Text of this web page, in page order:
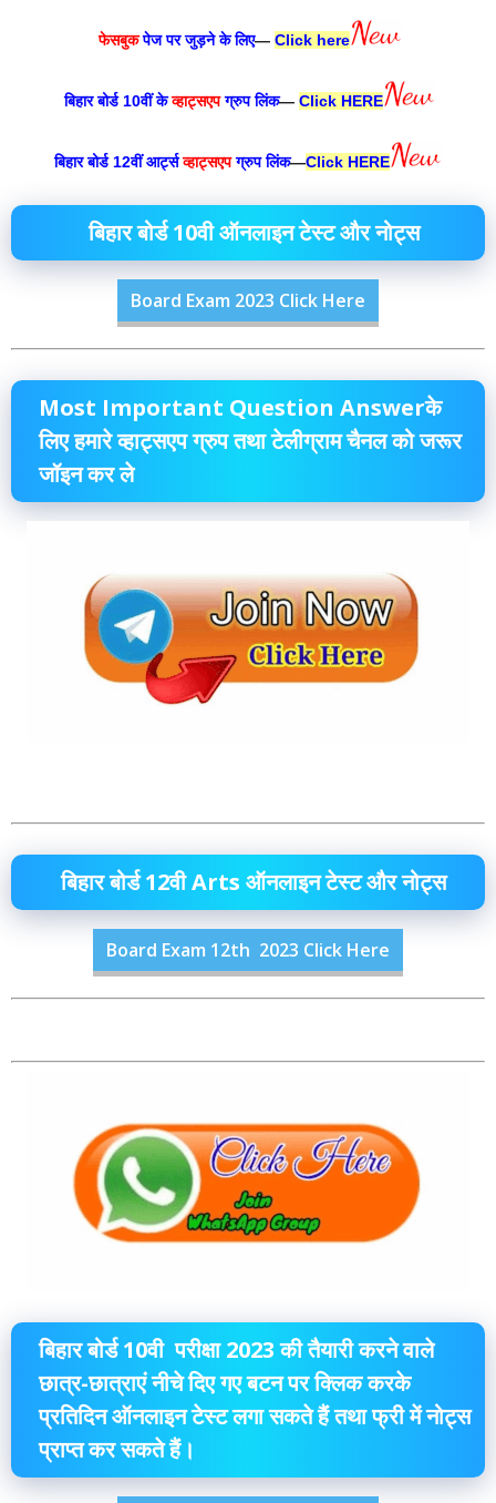
फेसबुकपेज पर जुड़ने के लिए— Click here
बिहार बोर्ड 10वीं केव्हाट्सएपग्रुप लिंक— Click HERE
बिहार बोर्ड 12वीं आर्ट्सव्हाट्सएपग्रुप लिंक—Click HERE
बिहार बोर्ड 10वी ऑनलाइन टेस्ट और नोट्स
Board Exam 2023 Click Here
Most Important Question Answerके
लिए हमारे व्हाट्सएप ग्रुप तथा टेलीग्राम चैनल को जरूर
जॉइन कर ले
बिहार बोर्ड 12वी Arts ऑनलाइन टेस्ट और नोट्स
Board Exam 12th 2023 Click Here
बिहार बोर्ड 10वी परीक्षा 2023 की तैयारी करने वाले
छात्र-छात्राएं नीचे दिए गए बटन पर क्लिक करके
प्रतिदिन ऑनलाइन टेस्ट लगा सकते हैं तथा फ्री में नोट्स
प्राप्त कर सकते हैं।